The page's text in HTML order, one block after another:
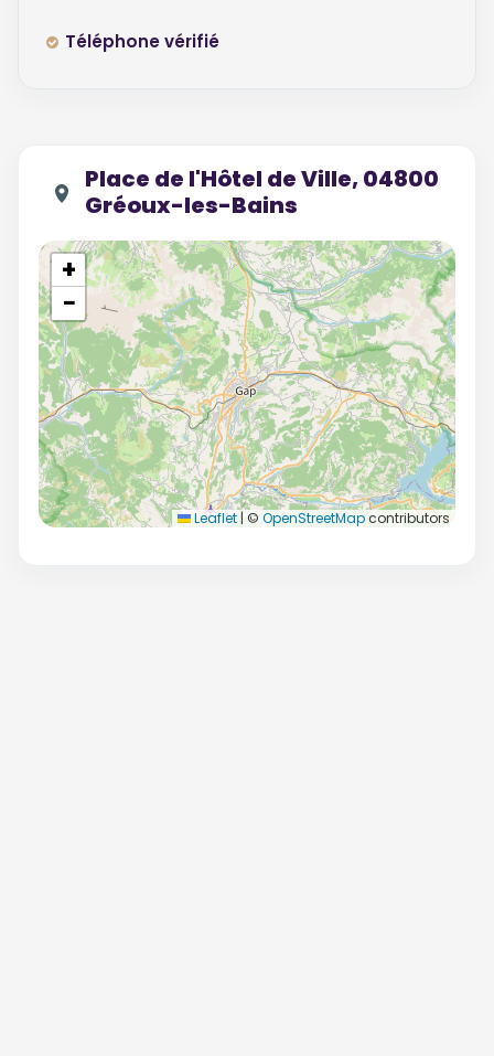
Téléphone vérifié
Place de l'Hôtel de Ville, 04800
Gréoux-les-Bains
+
−
Leaflet | © OpenStreetMapcontributors